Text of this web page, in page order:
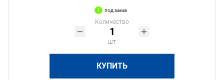
под заказ
Количество
шт
КУПИТЬ